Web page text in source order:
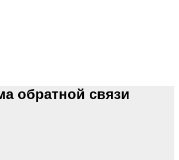
обратной связи